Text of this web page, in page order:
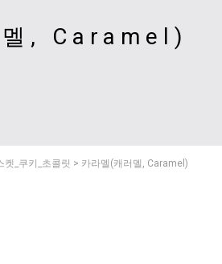
멜, Caramel)
켓_쿠키_초콜릿 > 카라멜(캐러멜, Caramel)